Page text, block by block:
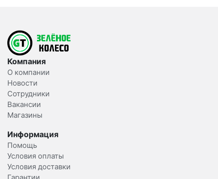
Компания
О компании
Новости
Сотрудники
Вакансии
Магазины
Информация
Помощь
Условия оплаты
Условия доставки